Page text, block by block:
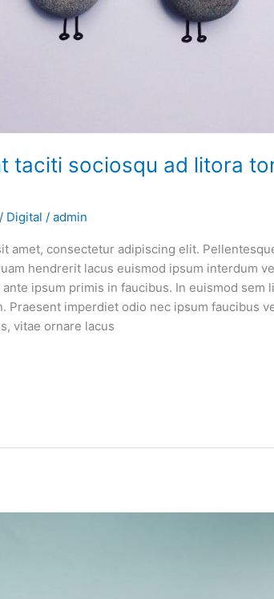
taciti sociosqu ad litora
/ Digital /admin
amet, consectetur adipiscing elit.
hendrerit lacus euismod ipsum interdum
ante ipsum primis in faucibus. In euismod sem
Praesent imperdiet odio nec ipsum faucibus
vitae ornare lacus